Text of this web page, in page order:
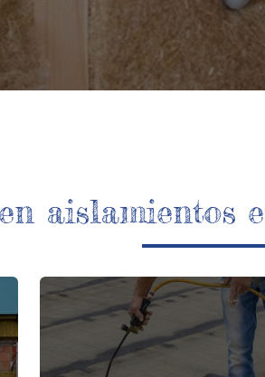
aislamientos